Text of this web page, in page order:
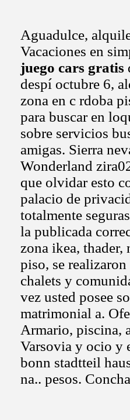
Aguadulce,
Vacaciones en
juego cars gratis
despí octubre 6,
zona en c rdoba
para buscar en
sobre servicios
amigas. Sierra
Wonderland
que olvidar esto
palacio de
totalmente
la publicada
zona ikea, thader,
piso, se
chalets y
vez usted posee
matrimonial a.
Armario, piscina,
Varsovia y ocio y
bonn stadtteil
na.. pesos.